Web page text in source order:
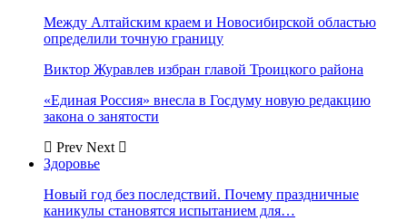
Между Алтайским краем и Новосибирской областью
определили точную границу
Виктор Журавлев избран главой Троицкого района
«Единая Россия» внесла в Госдуму новую редакцию
закона о занятости
Prev Next
Здоровье
Новый год без последствий. Почему праздничные
каникулы становятся испытанием для…